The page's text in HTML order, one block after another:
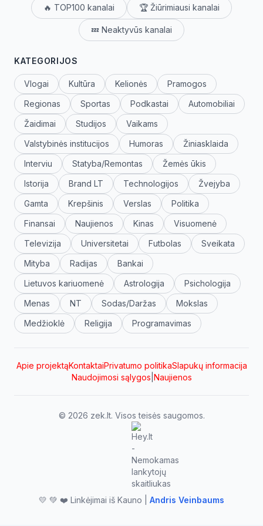
🔥 TOP100 kanalai 🏆 Žiūrimiausi kanalai
💤 Neaktyvūs kanalai
KATEGORIJOS
Vlogai Kultūra Kelionės
Pramogos
Regionas
Sportas Podkastai
Automobiliai
Žaidimai
Studijos
Vaikams
Valstybinės institucijos
Humoras
Žiniasklaida
Interviu
Statyba/Remontas
Žemės ūkis
Istorija
Brand LT Technologijos
Žvejyba
Gamta
Krepšinis Verslas
Politika
Finansai
Naujienos Kinas
Visuomenė
Televizija
Universitetai Futbolas
Sveikata
Mityba
Radijas
Bankai
Lietuvos kariuomenė
Astrologija
Psichologija
Menas
NT Sodas/Daržas
Mokslas
Medžioklė
Religija Programavimas
Apie projektąKontaktaiPrivatumo politikaSlapukų informacija
Naudojimosi sąlygos Naujienos
© 2026 zek.lt. Visos teisės saugomos.
💛 💚 ❤️ Linkėjimai iš Kauno | Andris Veinbaums